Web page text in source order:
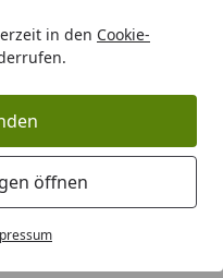
in den Cookie-
öffnen
SALE %
& Pool-
bis 468,99€)